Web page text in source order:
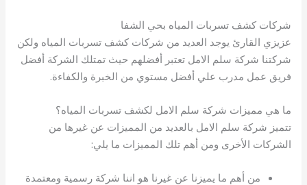
شركات كشف تسربات المياه بحي الشفا
عزيزي القارئ يوجد العديد من شركات كشف تسربات المياه ولكن
شركتنا شركة سلم الامل تعتبر أفضلهم حيث تمتلك الشركة أفضل
فريق عمل مدرب علي أفضل مستوي من الخبرة والكفاءة.
ما هي مميزات شركة سلم الامل لكشف تسربات المياه؟
تتميز شركة سلم الامل بالعديد من المميزات عن غيرها من
الشركات الأخرى ومن أهم تلك المميزات ما يلي:
من أهم ما يميزنا عن غيرنا هو اننا شركة رسمية ومعتمدة